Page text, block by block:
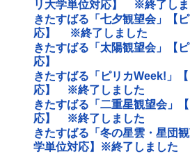
リ大学単位対応】 ※終了しま
きたすばる「七夕観望会」【
応】 ※終了しました
きたすばる「太陽観望会」【
応】
きたすばる「ピリカWeek!」
応】 ※終了しました
きたすばる「二重星観望会」
応】 ※終了しました
きたすばる「冬の星雲・星団
学単位対応】※終了しました